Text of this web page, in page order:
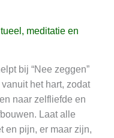
meditatie en
bij “Nee zeggen”
het hart, zodat
naar zelfliefde en
Laat alle
en pijn, er maar zijn,